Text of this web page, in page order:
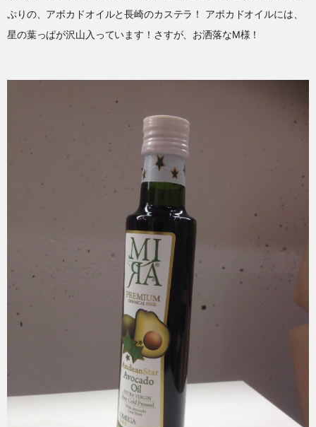
ぷりの、アボカドオイルと長崎のカステラ！ アボカドオイルには、
星の葉っぱが沢山入っています！さすが、お洒落なM様！